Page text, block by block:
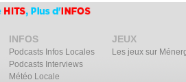
INFOS
Podcasts Infos Locales
Podcasts Interviews
Météo Locale
JEUX
Les jeux sur